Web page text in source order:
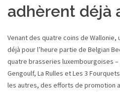
adhèrent déjà
Venant des quatre coins de
déjà pour l’heure partie de Belgian
quatre brasseries luxembourgoises
Gengoulf, La Rulles et Les 3
les autres, des efforts de promotion